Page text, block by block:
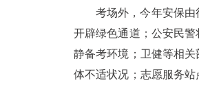
考场外，今年安保
开辟绿色通道；公安民
静备考环境；卫健等相
体不适状况；志愿服务